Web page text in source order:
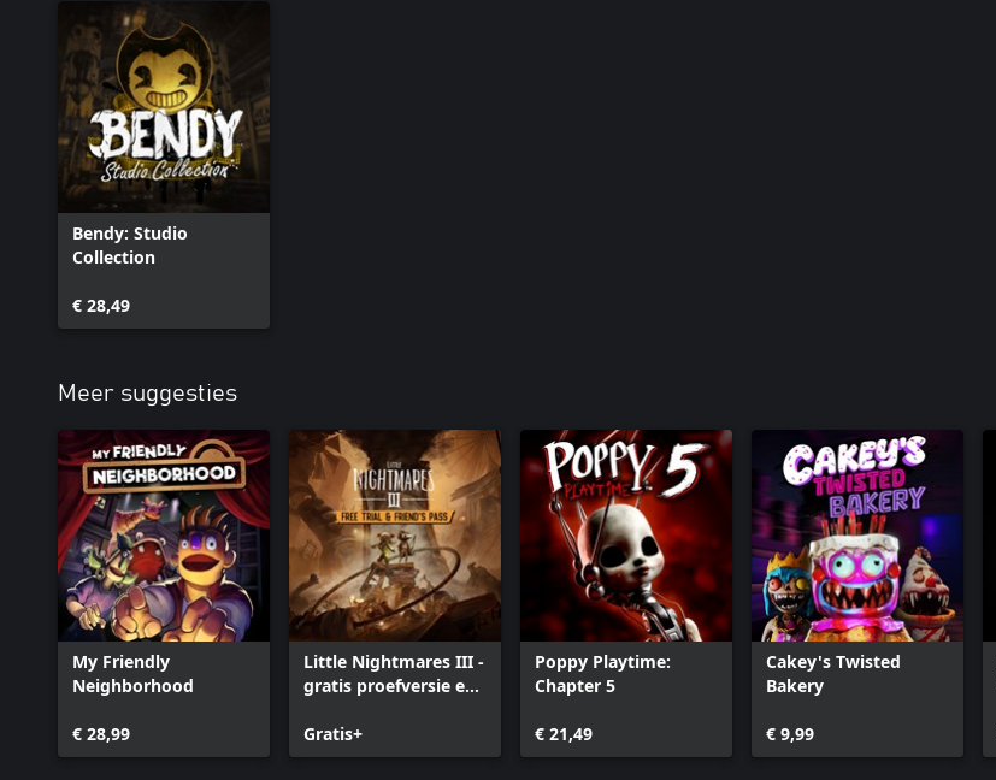
Bendy: Studio
Collection
€ 28,49
Meer suggesties
My Friendly
Neighborhood
€ 28,99
Little Nightmares III -
gratis proefversie en
Gratis+
Poppy Playtime:
Chapter 5
€ 21,49
Cakey's Twisted
Bakery
€ 9,99